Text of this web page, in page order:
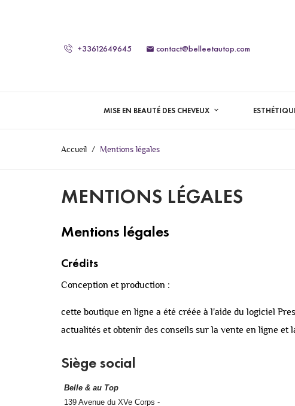
+33612649645  contact@belleetautop.com
MISE EN BEAUTÉ DES CHEVEUX
Accueil Mentions légales
MENTIONS LÉGALES
Mentions légales
Crédits
Conception et production :
cette boutique en ligne a été créée à l'aide dulogiciel
actualités et obtenir des conseils sur la vente en ligne et
Siège social
Belle & au Top
139 Avenue du XVe Corps -